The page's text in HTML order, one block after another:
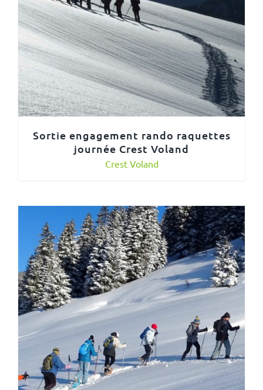
Sortie engagement rando raquettes
journée Crest Voland
Crest Voland